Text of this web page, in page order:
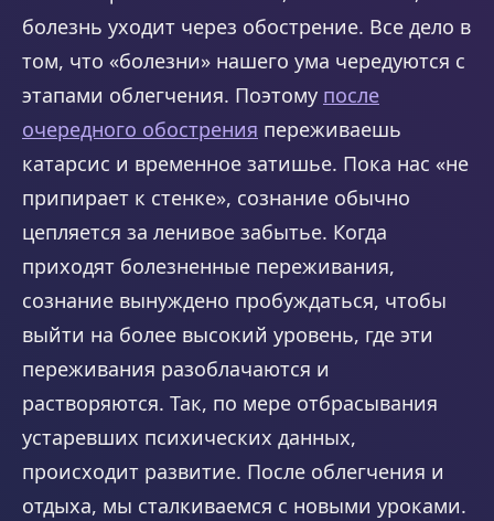
болезнь уходит через обострение. Все дело в
том, что «болезни» нашего ума чередуются с
этапами облегчения. Поэтому после
очередного обострения переживаешь
катарсис и временное затишье. Пока нас «не
припирает к стенке», сознание обычно
цепляется за ленивое забытье. Когда
приходят болезненные переживания,
сознание вынуждено пробуждаться, чтобы
выйти на более высокий уровень, где эти
переживания разоблачаются и
растворяются. Так, по мере отбрасывания
устаревших психических данных,
происходит развитие. После облегчения и
отдыха, мы сталкиваемся с новыми уроками.